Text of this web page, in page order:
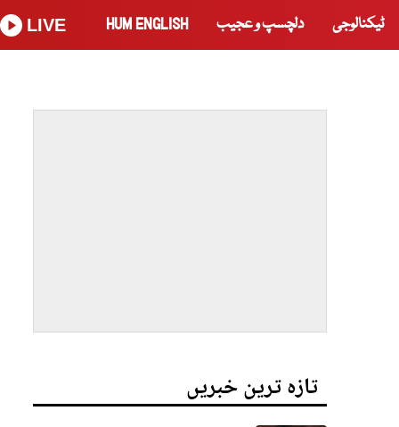
ٹیکنالوجی دلچسپ و عجیب HUM ENGLISH
LIVE
تازہ ترین خبریں